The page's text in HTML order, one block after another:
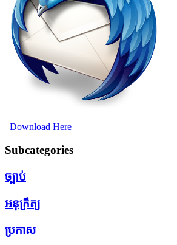
Download Here
Subcategories
ច្បាប់
អនុក្រឹត្យ
ប្រកាស